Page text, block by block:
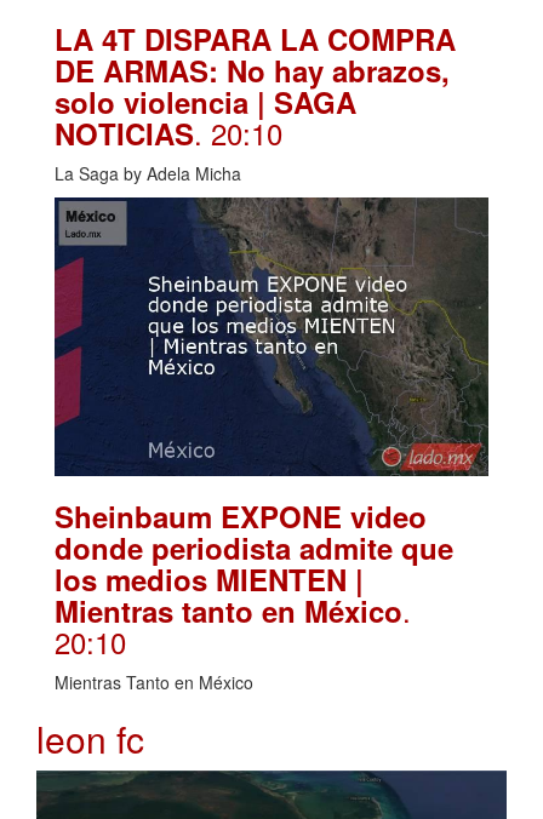
LA 4T DISPARA LA COMPRA
DE ARMAS: No hay abrazos,
solo violencia | SAGA
NOTICIAS. 20:10
La Saga by Adela Micha
Sheinbaum EXPONE video
donde periodista admite que
los medios MIENTEN |
Mientras tanto en México.
20:10
Mientras Tanto en México
leon fc